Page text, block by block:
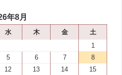
年8月
水 木 金
土
1
5 6 7
8
12 13 14
15